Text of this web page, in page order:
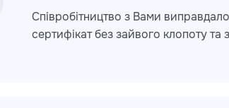
Співробітництво з Вами
сертифікат без зайвого клопоту та